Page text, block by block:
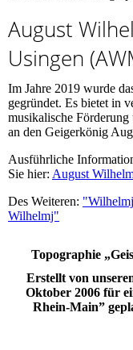
August
Usingen
Im Jahre 2019 wurde
gegründet. Es bietet in
musikalische
an den Geigerkönig
Ausführliche
Sie hier: August
Des Weiteren:
Wilhelmj"
Topographie
Erstellt von
Oktober 2006 für
Rhein-Main”